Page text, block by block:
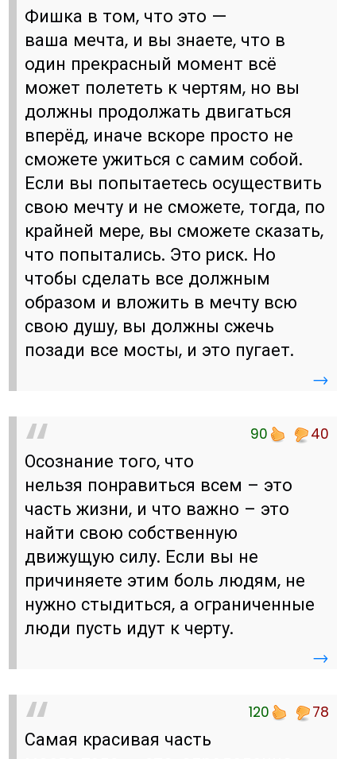
Фишка в том, что это —
ваша мечта, и вы знаете, что в
один прекрасный момент всё
может полететь к чертям, но вы
должны продолжать двигаться
вперёд, иначе вскоре просто не
сможете ужиться с самим собой.
Если вы попытаетесь осуществить
свою мечту и не сможете, тогда, по
крайней мере, вы сможете сказать,
что попытались. Это риск. Но
чтобы сделать все должным
образом и вложить в мечту всю
свою душу, вы должны сжечь
позади все мосты, и это пугает.
→
90 40
Осознание того, что
нельзя понравиться всем – это
часть жизни, и что важно – это
найти свою собственную
движущую силу. Если вы не
причиняете этим боль людям, не
нужно стыдиться, а ограниченные
люди пусть идут к черту.
→
120 78
Самая красивая часть